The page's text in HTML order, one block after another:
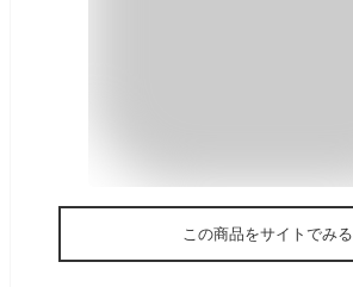
この商品をサイトでみる